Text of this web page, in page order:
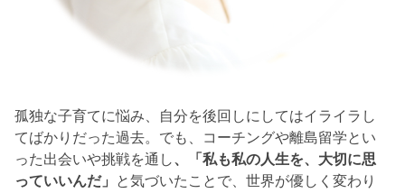
孤独な子育てに悩み、自分を後回しにしてはイライラし
てばかりだった過去。でも、コーチングや離島留学とい
った出会いや挑戦を通し、「私も私の人生を、大切に思
っていいんだ」 と気づいたことで、世界が優しく変わり